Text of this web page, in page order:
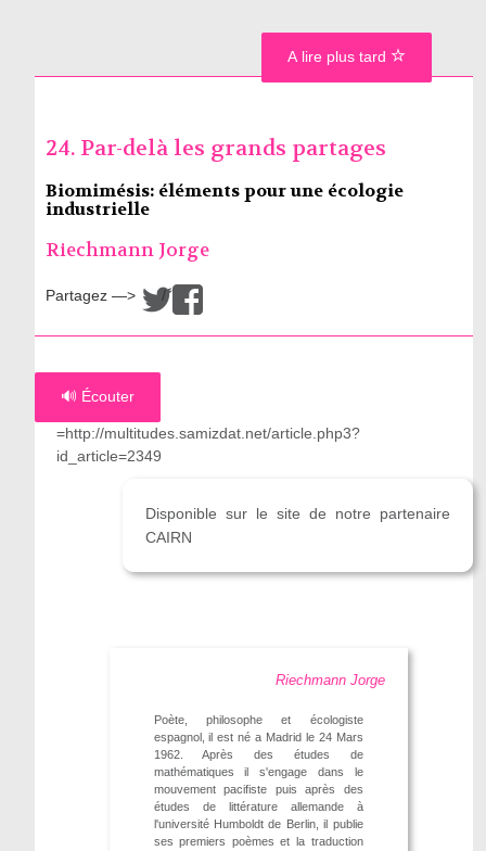
24. Par-delà les grands partages
Biomimésis: éléments pour une écologie
industrielle
Riechmann Jorge
Partagez —> /
🔊 Écouter
=http://multitudes.samizdat.net/article.php3?
id_article=2349
A lire plus tard
Disponible sur le site de notre partenaire
CAIRN
Riechmann Jorge
Poète, philosophe et écologiste
espagnol, il est né a Madrid le 24 Mars
1962. Après des études de
mathématiques il s'engage dans le
mouvement pacifiste puis après des
études de littérature allemande à
l'université Humboldt de Berlin, il publie
ses premiers poèmes et la traduction